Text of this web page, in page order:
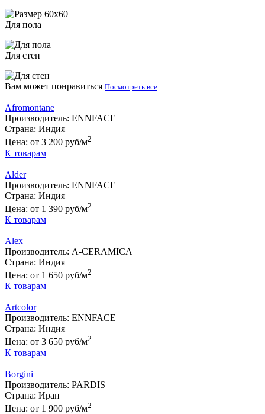
Для пола
Для стен
Вам может понравиться Посмотреть все
Afromontane
Производитель: ENNFACE
Страна: Индия
Цена: от 3 200 руб/м2
К товарам
Alder
Производитель: ENNFACE
Страна: Индия
Цена: от 1 390 руб/м2
К товарам
Alex
Производитель: A-CERAMICA
Страна: Индия
Цена: от 1 650 руб/м2
К товарам
Artcolor
Производитель: ENNFACE
Страна: Индия
Цена: от 3 650 руб/м2
К товарам
Borgini
Производитель: PARDIS
Страна: Иран
Цена: от 1 900 руб/м2